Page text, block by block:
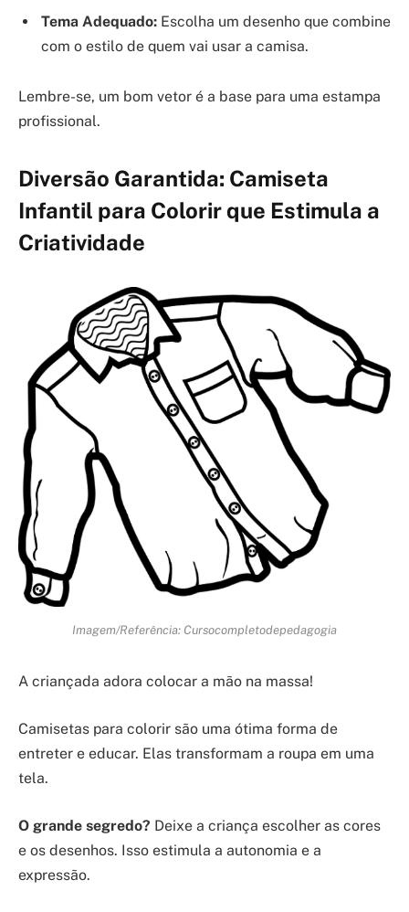
Tema Adequado: Escolha um desenho que combine
com o estilo de quem vai usar a camisa.
Lembre-se, um bom vetor é a base para uma estampa
profissional.
Diversão Garantida: Camiseta
Infantil para Colorir que Estimula a
Criatividade
Imagem/Referência: Cursocompletodepedagogia
A criançada adora colocar a mão na massa!
Camisetas para colorir são uma ótima forma de
entreter e educar. Elas transformam a roupa em uma
tela.
O grande segredo? Deixe a criança escolher as cores
e os desenhos. Isso estimula a autonomia e a
expressão.